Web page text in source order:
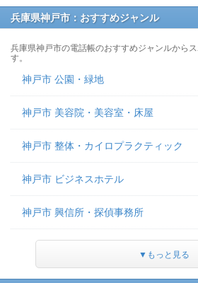
兵庫県神戸市：おすすめジャンル
兵庫県神戸市の電話帳のおすすめジャンルから
す。
神戸市 公園・緑地
神戸市 美容院・美容室・床屋
神戸市 整体・カイロプラクティック
神戸市 ビジネスホテル
神戸市 興信所・探偵事務所
▼もっと見る